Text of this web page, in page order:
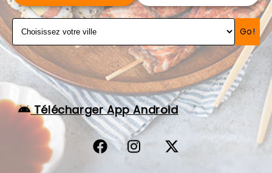
Go!
Télécharger App Android